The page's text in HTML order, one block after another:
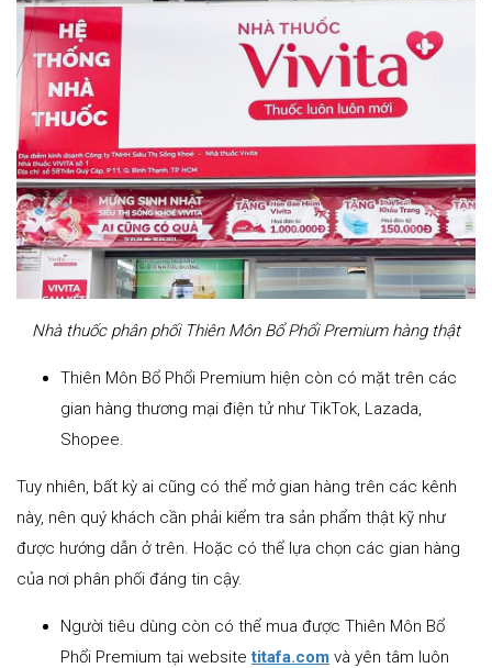
Nhà thuốc phân phối Thiên Môn Bổ Phổi Premium hàng thật
Thiên Môn Bổ Phổi Premium hiện còn có mặt trên các
gian hàng thương mại điện tử như TikTok, Lazada,
Shopee.
Tuy nhiên, bất kỳ ai cũng có thể mở gian hàng trên các kênh
này, nên quý khách cần phải kiểm tra sản phẩm thật kỹ như
được hướng dẫn ở trên. Hoặc có thể lựa chọn các gian hàng
của nơi phân phối đáng tin cậy.
Người tiêu dùng còn có thể mua được Thiên Môn Bổ
Phổi Premium tại websitetitafa.com và yên tâm luôn